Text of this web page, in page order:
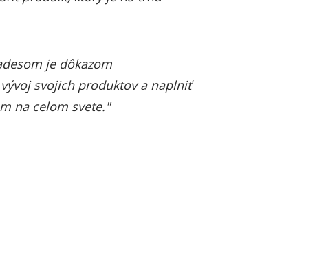
je dôkazom
svojich produktov a naplniť
na celom svete."